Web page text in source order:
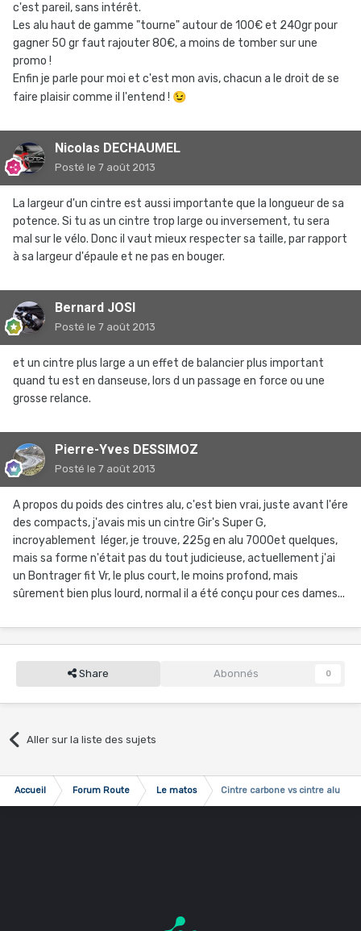
c'est pareil, sans intérêt.
Les alu haut de gamme "tourne" autour de 100€ et 240gr pour
gagner 50 gr faut rajouter 80€, a moins de tomber sur une
promo !
Enfin je parle pour moi et c'est mon avis, chacun a le droit de se
faire plaisir comme il l'entend ! 😉
Nicolas DECHAUMEL
Posté le 7 août 2013
La largeur d'un cintre est aussi importante que la longueur de sa
potence. Si tu as un cintre trop large ou inversement, tu sera
mal sur le vélo. Donc il vaut mieux respecter sa taille, par rapport
à sa largeur d'épaule et ne pas en bouger.
Bernard JOSI
Posté le 7 août 2013
et un cintre plus large a un effet de balancier plus important
quand tu est en danseuse, lors d un passage en force ou une
grosse relance.
Pierre-Yves DESSIMOZ
Posté le 7 août 2013
A propos du poids des cintres alu, c'est bien vrai, juste avant l'ére
des compacts, j'avais mis un cintre Gir's Super G,
incroyablement léger, je trouve, 225g en alu 7000et quelques,
mais sa forme n'était pas du tout judicieuse, actuellement j'ai
un Bontrager fit Vr, le plus court, le moins profond, mais
sûrement bien plus lourd, normal il a été conçu pour ces dames...
Share Abonnés 0
Aller sur la liste des sujets
Accueil Forum Route Le matos Cintre carbone vs cintre alu ??